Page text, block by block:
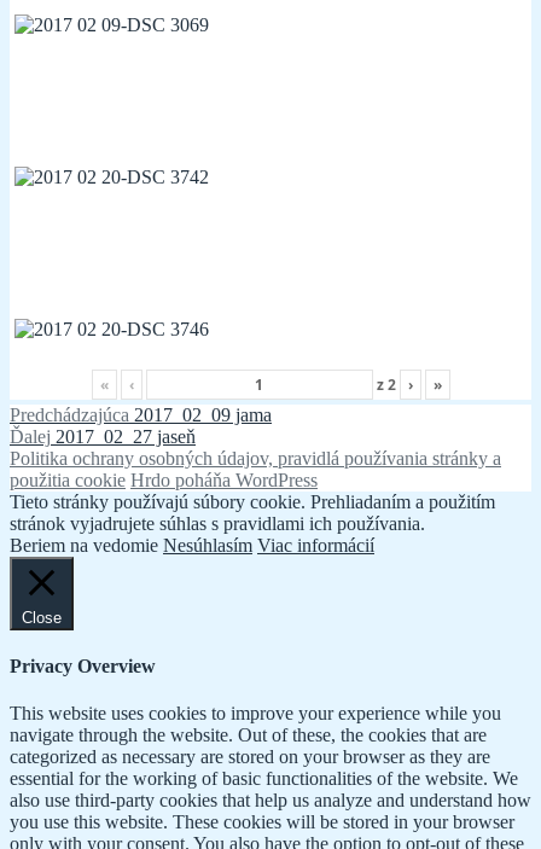
« ‹ z2 › »
Navigácia
v
článku
Predchádzajúca Predchádzajúci
článok:
2017_02_09 jama
Ďalej Ďalší
článok:
2017_02_27 jaseň
Politika ochrany osobných údajov, pravidlá používania stránky a
použitia cookie Hrdo poháňa WordPress
Tieto stránky používajú súbory cookie. Prehliadaním a použitím
stránok vyjadrujete súhlas s pravidlami ich používania.
Beriem na vedomie Nesúhlasím Viac informácií
Close
Privacy Overview
This website uses cookies to improve your experience while you
navigate through the website. Out of these, the cookies that are
categorized as necessary are stored on your browser as they are
essential for the working of basic functionalities of the website. We
also use third-party cookies that help us analyze and understand how
you use this website. These cookies will be stored in your browser
only with your consent. You also have the option to opt-out of these